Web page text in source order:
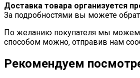
Доставка товара организуется
За подробностями вы можете
По желанию покупателя мы можем
способом можно, отправив нам
Рекомендуем